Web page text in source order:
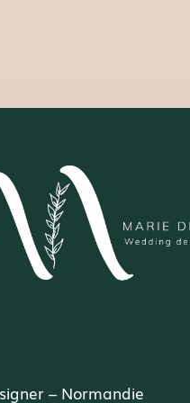
– Normandie